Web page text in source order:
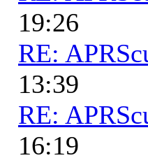
19:26
RE:
13:39
RE:
16:19